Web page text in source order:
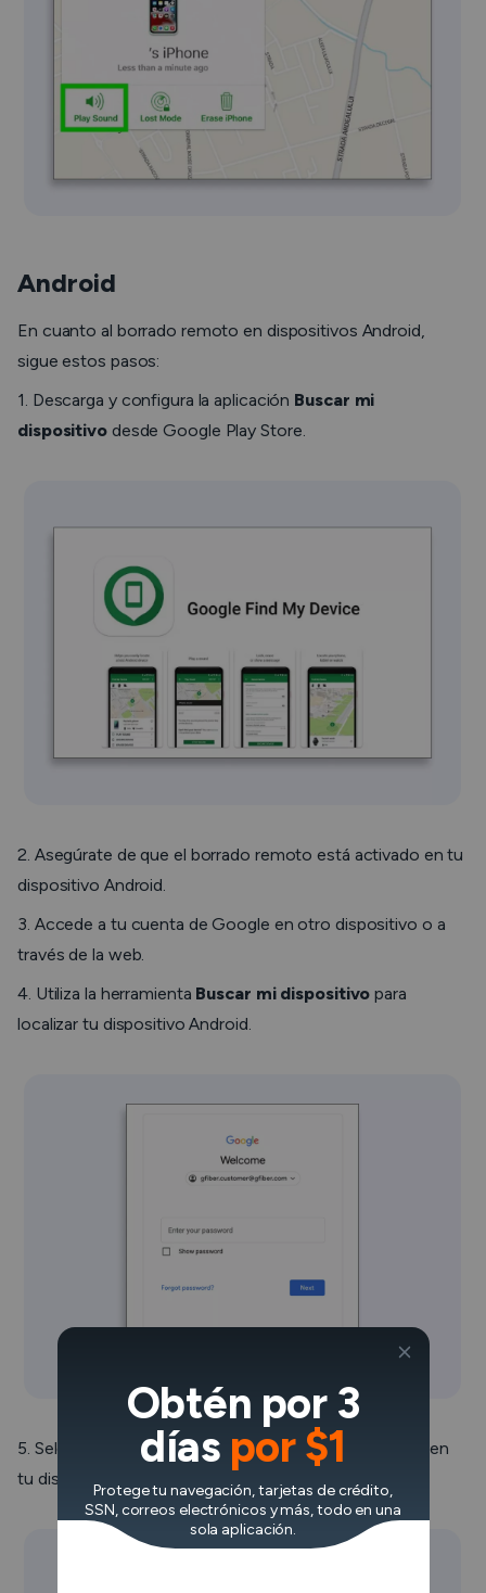
Android
En cuanto al borrado remoto en dispositivos Android,
sigue estos pasos:
1. Descarga y configura la aplicación Buscar mi
dispositivodesde Google Play Store.
2. Asegúrate de que el borrado remoto está activado en tu
dispositivo Android.
3. Accede a tu cuenta de Google en otro dispositivo o a
través de la web.
4. Utiliza la herramienta Buscar mi dispositivo para
localizar tu dispositivo Android.
5. Selecciona la opción para activar el borrado remoto en
tu dispositivo.
Obtén por 3
días por $1
Protege tu navegación, tarjetas de crédito,
SSN, correos electrónicos y más, todo en una
sola aplicación.